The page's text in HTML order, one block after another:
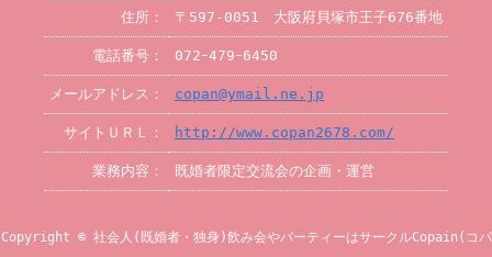
住所： 〒597-0051 大阪府貝塚市王子676番地
電話番号： 072ｰ479ｰ6450
メールアドレス： copan@ymail.ne.jp
サイトＵＲＬ： http://www.copan2678.com/
業務内容： 既婚者限定交流会の企画・運営
Copyright © 社会人(既婚者・独身)飲み会やパーティーはサークルCopain(コパ